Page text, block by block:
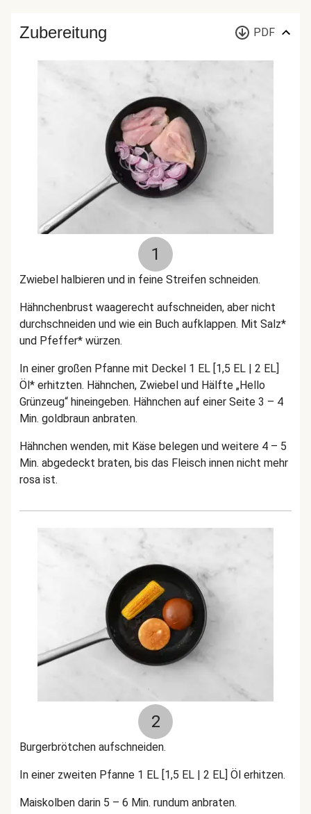
Zubereitung PDF
1
Zwiebel halbieren und in feine Streifen schneiden.
Hähnchenbrust waagerecht aufschneiden, aber nicht
durchschneiden und wie ein Buch aufklappen. Mit Salz*
und Pfeffer* würzen.
In einer großen Pfanne mit Deckel 1 EL [1,5 EL | 2 EL]
Öl* erhitzten. Hähnchen, Zwiebel und Hälfte „Hello
Grünzeug“ hineingeben. Hähnchen auf einer Seite 3 – 4
Min. goldbraun anbraten.
Hähnchen wenden, mit Käse belegen und weitere 4 – 5
Min. abgedeckt braten, bis das Fleisch innen nicht mehr
rosa ist.
2
Burgerbrötchen aufschneiden.
In einer zweiten Pfanne 1 EL [1,5 EL | 2 EL] Öl erhitzen.
Maiskolben darin 5 – 6 Min. rundum anbraten.